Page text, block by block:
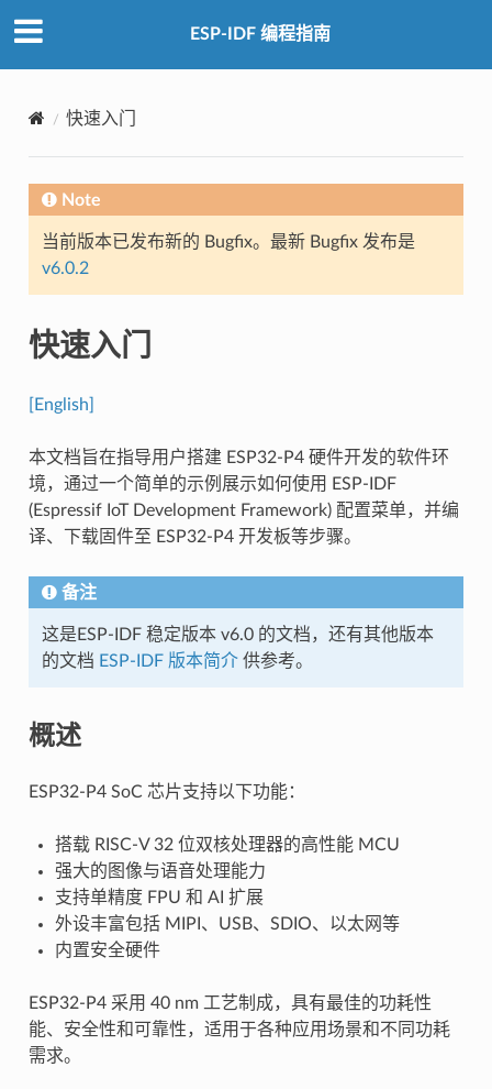
ESP-IDF 编程指南
快速入门
Note
当前版本已发布新的 Bugfix。最新 Bugfix 发布是
v6.0.2
快速入门
[English]
本文档旨在指导用户搭建 ESP32-P4 硬件开发的软件环
境，通过一个简单的示例展示如何使用 ESP-IDF
(Espressif IoT Development Framework) 配置菜单，并编
译、下载固件至 ESP32-P4 开发板等步骤。
备注
这是ESP-IDF 稳定版本 v6.0 的文档，还有其他版本
的文档 ESP-IDF 版本简介供参考。
概述
ESP32-P4 SoC 芯片支持以下功能：
搭载 RISC-V 32 位双核处理器的高性能 MCU
强大的图像与语音处理能力
支持单精度 FPU 和 AI 扩展
外设丰富包括 MIPI、USB、SDIO、以太网等
内置安全硬件
ESP32-P4 采用 40 nm 工艺制成，具有最佳的功耗性
能、安全性和可靠性，适用于各种应用场景和不同功耗
需求。